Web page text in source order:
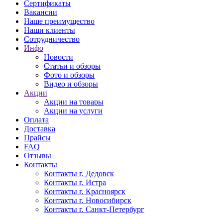
Сертификаты
Вакансии
Наше преимущество
Наши клиенты
Сотрудничество
Инфо
Новости
Статьи и обзоры
Фото и обзоры
Видео и обзоры
Акции
Акции на товары
Акции на услуги
Оплата
Доставка
Прайсы
FAQ
Отзывы
Контакты
Контакты г. Дедовск
Контакты г. Истра
Контакты г. Красноярск
Контакты г. Новосибирск
Контакты г. Санкт-Петербург